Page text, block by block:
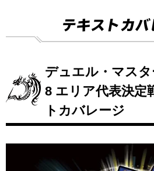
テキストカバ
デュエル・マス
8 エリア代表決定
トカバレージ